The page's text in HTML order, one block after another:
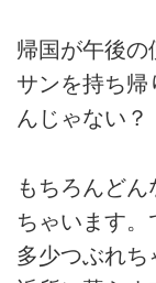
帰国が午後の
サンを持ち帰
んじゃない？
もちろんど
ちゃいます。
多少つぶれち